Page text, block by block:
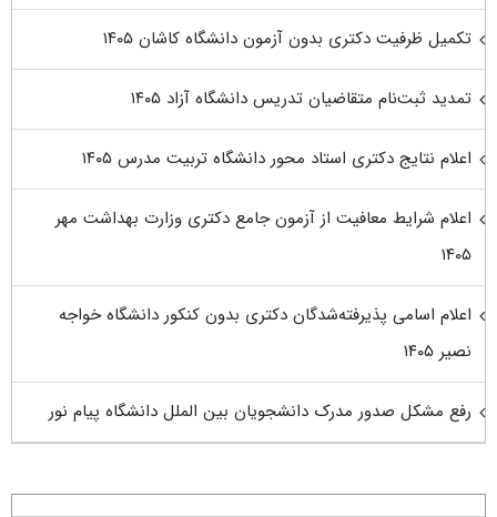
تکمیل ظرفیت دکتری بدون آزمون دانشگاه کاشان ۱۴۰۵
تمدید ثبت‌نام متقاضیان تدریس دانشگاه آزاد ۱۴۰۵
اعلام نتایج دکتری استاد محور دانشگاه تربیت مدرس ۱۴۰۵
اعلام شرایط معافیت از آزمون جامع دکتری وزارت بهداشت مهر
۱۴۰۵
اعلام اسامی پذیرفته‌شدگان دکتری بدون کنکور دانشگاه خواجه
نصیر ۱۴۰۵
رفع مشکل صدور مدرک دانشجویان بین الملل دانشگاه پیام نور